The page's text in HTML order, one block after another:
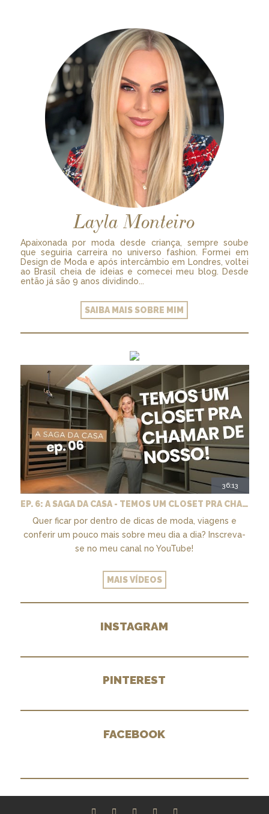
Layla Monteiro
Apaixonada por moda desde criança, sempre soube
que seguiria carreira no universo fashion. Formei em
Design de Moda e após intercâmbio em Londres, voltei
ao Brasil cheia de ideias e comecei meu blog. Desde
então já são 9 anos dividindo...
SAIBA MAIS SOBRE MIM
36:13
EP. 6: A SAGA DA CASA - TEMOS UM CLOSET PRA CHAMAR DE NOSSO + MARCENARIA E PAISAGISMO
Quer ficar por dentro de dicas de moda, viagens e
conferir um pouco mais sobre meu dia a dia? Inscreva-
se no meu canal no YouTube!
MAIS VÍDEOS
INSTAGRAM
PINTEREST
FACEBOOK